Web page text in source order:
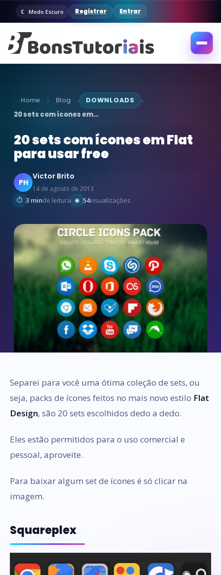
Modo Escuro Registrar Entrar
Abrir
Home › Blog › DOWNLOADS ›
20 sets com ícones em…
20 sets com ícones em Flat
para usar free
PH
Victor Brito
14 de agosto de 2013
3 minde leitura 54visualizações
Separei para você uma ótima coleção de sets, ou
seja, packs de ícones feitos no mais novo estilo Flat
Design, são 20 sets escolhidos dedo a dedo.
Eles estão permitidos para o uso comercial e
pessoal, aproveite.
Para baixar algum set de ícones é só clicar na
imagem.
Squareplex